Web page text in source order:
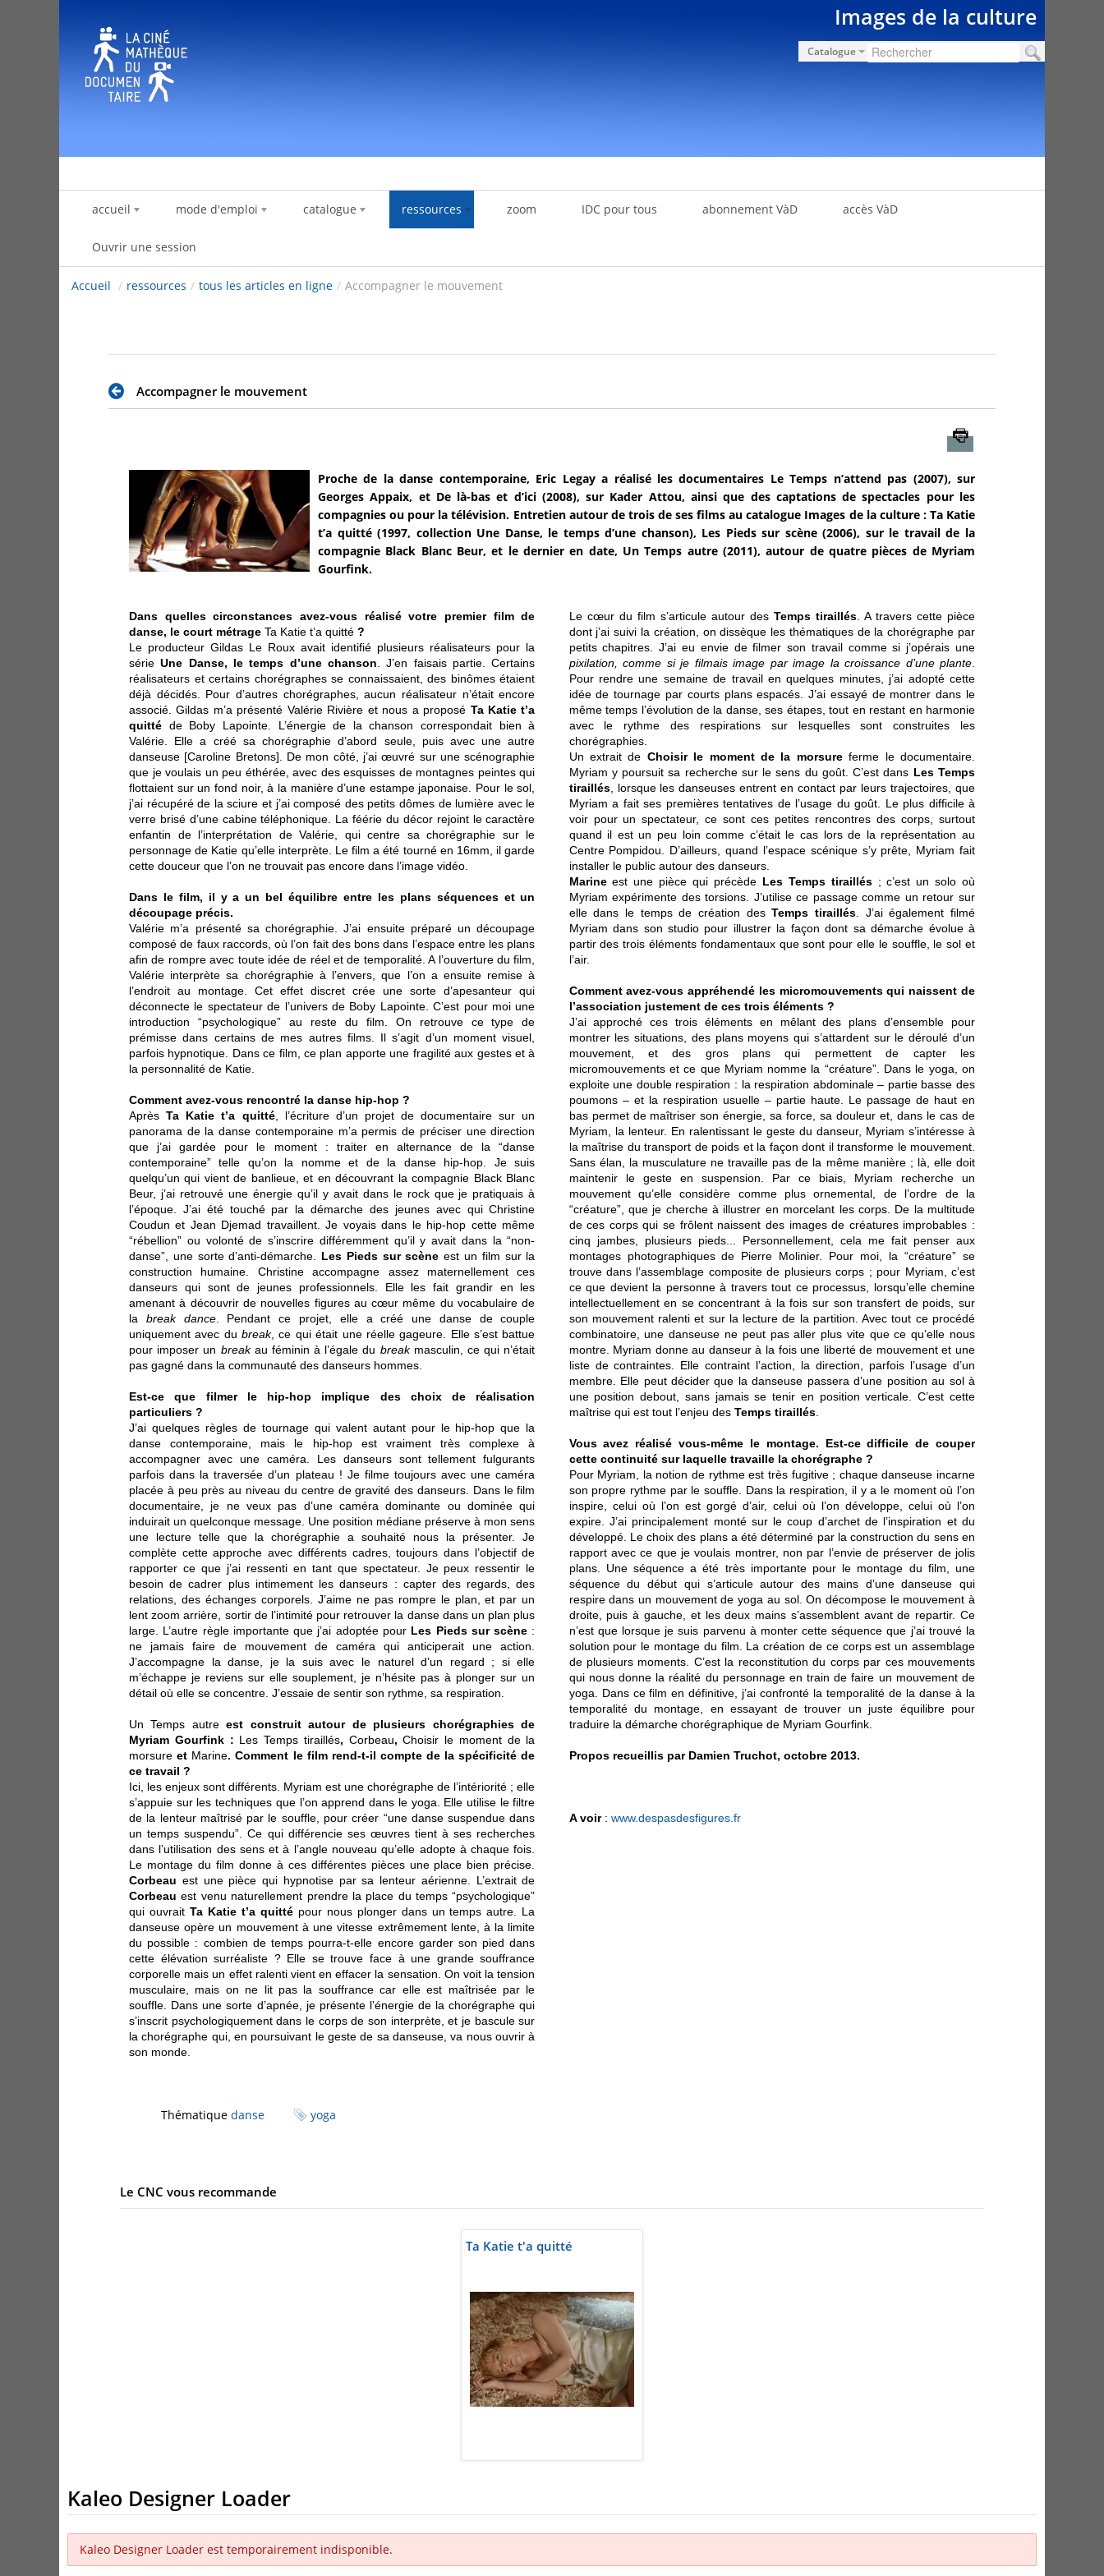
Images de la culture
Catalogue
accueil mode d'emploi catalogue ressources zoom IDC pour tous abonnement VàD accès VàD
Ouvrir une session
Accueil / ressources / tous les articles en ligne / Accompagner le mouvement
Accompagner le mouvement
Proche de la danse contemporaine, Eric Legay a réalisé les documentaires Le Temps n’attend pas (2007), sur
Georges Appaix, et De là-bas et d’ici (2008), sur Kader Attou, ainsi que des captations de spectacles pour les
compagnies ou pour la télévision. Entretien autour de trois de ses films au catalogue Images de la culture : Ta Katie
t’a quitté (1997, collection Une Danse, le temps d’une chanson), Les Pieds sur scène (2006), sur le travail de la
compagnie Black Blanc Beur, et le dernier en date, Un Temps autre (2011), autour de quatre pièces de Myriam
Gourfink.
Dans quelles circonstances avez-vous réalisé votre premier film de
danse, le court métrage Ta Katie t’a quitté ?
Le producteur Gildas Le Roux avait identifié plusieurs réalisateurs pour la
sérieUne Danse, le temps d’une chanson. J’en faisais partie. Certains
réalisateurs et certains chorégraphes se connaissaient, des binômes étaient
déjà décidés. Pour d’autres chorégraphes, aucun réalisateur n’était encore
associé. Gildas m’a présenté Valérie Rivière et nous a proposé Ta Katie t’a
quitté de Boby Lapointe. L’énergie de la chanson correspondait bien à
Valérie. Elle a créé sa chorégraphie d’abord seule, puis avec une autre
danseuse [Caroline Bretons]. De mon côté, j’ai œuvré sur une scénographie
que je voulais un peu éthérée, avec des esquisses de montagnes peintes qui
flottaient sur un fond noir, à la manière d’une estampe japonaise. Pour le sol,
j’ai récupéré de la sciure et j’ai composé des petits dômes de lumière avec le
verre brisé d’une cabine téléphonique. La féérie du décor rejoint le caractère
enfantin de l’interprétation de Valérie, qui centre sa chorégraphie sur le
personnage de Katie qu’elle interprète. Le film a été tourné en 16mm, il garde
cette douceur que l’on ne trouvait pas encore dans l’image vidéo.
Dans le film, il y a un bel équilibre entre les plans séquences et un
découpage précis.
Valérie m’a présenté sa chorégraphie. J’ai ensuite préparé un découpage
composé de faux raccords, où l’on fait des bons dans l’espace entre les plans
afin de rompre avec toute idée de réel et de temporalité. A l’ouverture du film,
Valérie interprète sa chorégraphie à l’envers, que l’on a ensuite remise à
l’endroit au montage. Cet effet discret crée une sorte d’apesanteur qui
déconnecte le spectateur de l’univers de Boby Lapointe. C’est pour moi une
introduction “psychologique” au reste du film. On retrouve ce type de
prémisse dans certains de mes autres films. Il s’agit d’un moment visuel,
parfois hypnotique. Dans ce film, ce plan apporte une fragilité aux gestes et à
la personnalité de Katie.
Comment avez-vous rencontré la danse hip-hop ?
AprèsTa Katie t’a quitté, l’écriture d’un projet de documentaire sur un
panorama de la danse contemporaine m’a permis de préciser une direction
que j’ai gardée pour le moment : traiter en alternance de la “danse
contemporaine” telle qu’on la nomme et de la danse hip-hop. Je suis
quelqu’un qui vient de banlieue, et en découvrant la compagnie Black Blanc
Beur, j’ai retrouvé une énergie qu’il y avait dans le rock que je pratiquais à
l’époque. J’ai été touché par la démarche des jeunes avec qui Christine
Coudun et Jean Djemad travaillent. Je voyais dans le hip-hop cette même
“rébellion” ou volonté de s’inscrire différemment qu’il y avait dans la “non-
danse”, une sorte d’anti-démarche. Les Pieds sur scène est un film sur la
construction humaine. Christine accompagne assez maternellement ces
danseurs qui sont de jeunes professionnels. Elle les fait grandir en les
amenant à découvrir de nouvelles figures au cœur même du vocabulaire de
la break dance. Pendant ce projet, elle a créé une danse de couple
uniquement avec dubreak, ce qui était une réelle gageure. Elle s’est battue
pour imposer un breakau féminin à l’égale du break masculin, ce qui n’était
pas gagné dans la communauté des danseurs hommes.
Est-ce que filmer le hip-hop implique des choix de réalisation
particuliers ?
J’ai quelques règles de tournage qui valent autant pour le hip-hop que la
danse contemporaine, mais le hip-hop est vraiment très complexe à
accompagner avec une caméra. Les danseurs sont tellement fulgurants
parfois dans la traversée d’un plateau ! Je filme toujours avec une caméra
placée à peu près au niveau du centre de gravité des danseurs. Dans le film
documentaire, je ne veux pas d’une caméra dominante ou dominée qui
induirait un quelconque message. Une position médiane préserve à mon sens
une lecture telle que la chorégraphie a souhaité nous la présenter. Je
complète cette approche avec différents cadres, toujours dans l’objectif de
rapporter ce que j’ai ressenti en tant que spectateur. Je peux ressentir le
besoin de cadrer plus intimement les danseurs : capter des regards, des
relations, des échanges corporels. J’aime ne pas rompre le plan, et par un
lent zoom arrière, sortir de l’intimité pour retrouver la danse dans un plan plus
large. L’autre règle importante que j’ai adoptée pour Les Pieds sur scène :
ne jamais faire de mouvement de caméra qui anticiperait une action.
J’accompagne la danse, je la suis avec le naturel d’un regard ; si elle
m’échappe je reviens sur elle souplement, je n’hésite pas à plonger sur un
détail où elle se concentre. J’essaie de sentir son rythme, sa respiration.
Un Temps autreest construit autour de plusieurs chorégraphies de
Myriam Gourfink : Les Temps tiraillés, Corbeau,Choisir le moment de la
morsure et Marine. Comment le film rend-t-il compte de la spécificité de
ce travail ?
Ici, les enjeux sont différents. Myriam est une chorégraphe de l’intériorité ; elle
s’appuie sur les techniques que l’on apprend dans le yoga. Elle utilise le filtre
de la lenteur maîtrisé par le souffle, pour créer “une danse suspendue dans
un temps suspendu”. Ce qui différencie ses œuvres tient à ses recherches
dans l’utilisation des sens et à l’angle nouveau qu’elle adopte à chaque fois.
Le montage du film donne à ces différentes pièces une place bien précise.
Corbeau est une pièce qui hypnotise par sa lenteur aérienne. L’extrait de
Corbeau est venu naturellement prendre la place du temps “psychologique”
qui ouvrait Ta Katie t’a quittépour nous plonger dans un temps autre. La
danseuse opère un mouvement à une vitesse extrêmement lente, à la limite
du possible : combien de temps pourra-t-elle encore garder son pied dans
cette élévation surréaliste ? Elle se trouve face à une grande souffrance
corporelle mais un effet ralenti vient en effacer la sensation. On voit la tension
musculaire, mais on ne lit pas la souffrance car elle est maîtrisée par le
souffle. Dans une sorte d’apnée, je présente l’énergie de la chorégraphe qui
s’inscrit psychologiquement dans le corps de son interprète, et je bascule sur
la chorégraphe qui, en poursuivant le geste de sa danseuse, va nous ouvrir à
son monde.
Le cœur du film s’articule autour des Temps tiraillés. A travers cette pièce
dont j’ai suivi la création, on dissèque les thématiques de la chorégraphe par
petits chapitres. J’ai eu envie de filmer son travail comme si j’opérais une
pixilation, comme si je filmais image par image la croissance d’une plante.
Pour rendre une semaine de travail en quelques minutes, j’ai adopté cette
idée de tournage par courts plans espacés. J’ai essayé de montrer dans le
même temps l’évolution de la danse, ses étapes, tout en restant en harmonie
avec le rythme des respirations sur lesquelles sont construites les
chorégraphies.
Un extrait de Choisir le moment de la morsureferme le documentaire.
Myriam y poursuit sa recherche sur le sens du goût. C’est dans Les Temps
tiraillés, lorsque les danseuses entrent en contact par leurs trajectoires, que
Myriam a fait ses premières tentatives de l’usage du goût. Le plus difficile à
voir pour un spectateur, ce sont ces petites rencontres des corps, surtout
quand il est un peu loin comme c’était le cas lors de la représentation au
Centre Pompidou. D’ailleurs, quand l’espace scénique s’y prête, Myriam fait
installer le public autour des danseurs.
Marineest une pièce qui précède Les Temps tiraillés; c’est un solo où
Myriam expérimente des torsions. J’utilise ce passage comme un retour sur
elle dans le temps de création desTemps tiraillés. J’ai également filmé
Myriam dans son studio pour illustrer la façon dont sa démarche évolue à
partir des trois éléments fondamentaux que sont pour elle le souffle, le sol et
l’air.
Comment avez-vous appréhendé les micromouvements qui naissent de
l’association justement de ces trois éléments ?
J’ai approché ces trois éléments en mêlant des plans d’ensemble pour
montrer les situations, des plans moyens qui s’attardent sur le déroulé d’un
mouvement, et des gros plans qui permettent de capter les
micromouvements et ce que Myriam nomme la “créature”. Dans le yoga, on
exploite une double respiration : la respiration abdominale – partie basse des
poumons – et la respiration usuelle – partie haute. Le passage de haut en
bas permet de maîtriser son énergie, sa force, sa douleur et, dans le cas de
Myriam, la lenteur. En ralentissant le geste du danseur, Myriam s’intéresse à
la maîtrise du transport de poids et la façon dont il transforme le mouvement.
Sans élan, la musculature ne travaille pas de la même manière ; là, elle doit
maintenir le geste en suspension. Par ce biais, Myriam recherche un
mouvement qu’elle considère comme plus ornemental, de l’ordre de la
“créature”, que je cherche à illustrer en morcelant les corps. De la multitude
de ces corps qui se frôlent naissent des images de créatures improbables :
cinq jambes, plusieurs pieds... Personnellement, cela me fait penser aux
montages photographiques de Pierre Molinier. Pour moi, la “créature” se
trouve dans l’assemblage composite de plusieurs corps ; pour Myriam, c’est
ce que devient la personne à travers tout ce processus, lorsqu’elle chemine
intellectuellement en se concentrant à la fois sur son transfert de poids, sur
son mouvement ralenti et sur la lecture de la partition. Avec tout ce procédé
combinatoire, une danseuse ne peut pas aller plus vite que ce qu’elle nous
montre. Myriam donne au danseur à la fois une liberté de mouvement et une
liste de contraintes. Elle contraint l’action, la direction, parfois l’usage d’un
membre. Elle peut décider que la danseuse passera d’une position au sol à
une position debout, sans jamais se tenir en position verticale. C’est cette
maîtrise qui est tout l’enjeu des Temps tiraillés.
Vous avez réalisé vous-même le montage. Est-ce difficile de couper
cette continuité sur laquelle travaille la chorégraphe ?
Pour Myriam, la notion de rythme est très fugitive ; chaque danseuse incarne
son propre rythme par le souffle. Dans la respiration, il y a le moment où l’on
inspire, celui où l’on est gorgé d’air, celui où l’on développe, celui où l’on
expire. J’ai principalement monté sur le coup d’archet de l’inspiration et du
développé. Le choix des plans a été déterminé par la construction du sens en
rapport avec ce que je voulais montrer, non par l’envie de préserver de jolis
plans. Une séquence a été très importante pour le montage du film, une
séquence du début qui s’articule autour des mains d’une danseuse qui
respire dans un mouvement de yoga au sol. On décompose le mouvement à
droite, puis à gauche, et les deux mains s’assemblent avant de repartir. Ce
n’est que lorsque je suis parvenu à monter cette séquence que j’ai trouvé la
solution pour le montage du film. La création de ce corps est un assemblage
de plusieurs moments. C’est la reconstitution du corps par ces mouvements
qui nous donne la réalité du personnage en train de faire un mouvement de
yoga. Dans ce film en définitive, j’ai confronté la temporalité de la danse à la
temporalité du montage, en essayant de trouver un juste équilibre pour
traduire la démarche chorégraphique de Myriam Gourfink.
Propos recueillis par Damien Truchot, octobre 2013.
A voir : www.despasdesfigures.fr
Thématique danse yoga
Le CNC vous recommande
Ta Katie t'a quitté
Kaleo Designer Loader
Kaleo Designer Loader est temporairement indisponible.